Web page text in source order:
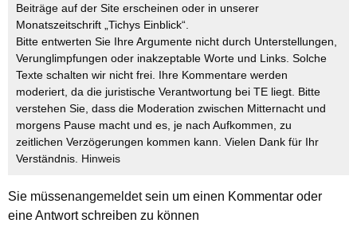
Beiträge auf der Site erscheinen oder in unserer
Monatszeitschrift „Tichys Einblick“.
Bitte entwerten Sie Ihre Argumente nicht durch Unterstellungen,
Verunglimpfungen oder inakzeptable Worte und Links. Solche
Texte schalten wir nicht frei. Ihre Kommentare werden
moderiert, da die juristische Verantwortung bei TE liegt. Bitte
verstehen Sie, dass die Moderation zwischen Mitternacht und
morgens Pause macht und es, je nach Aufkommen, zu
zeitlichen Verzögerungen kommen kann. Vielen Dank für Ihr
Verständnis. Hinweis
Sie müssenangemeldetsein um einen Kommentar oder
eine Antwort schreiben zu können